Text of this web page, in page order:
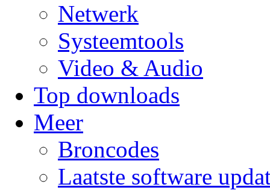
Netwerk
Systeemtools
Video & Audio
Top downloads
Meer
Broncodes
Laatste software